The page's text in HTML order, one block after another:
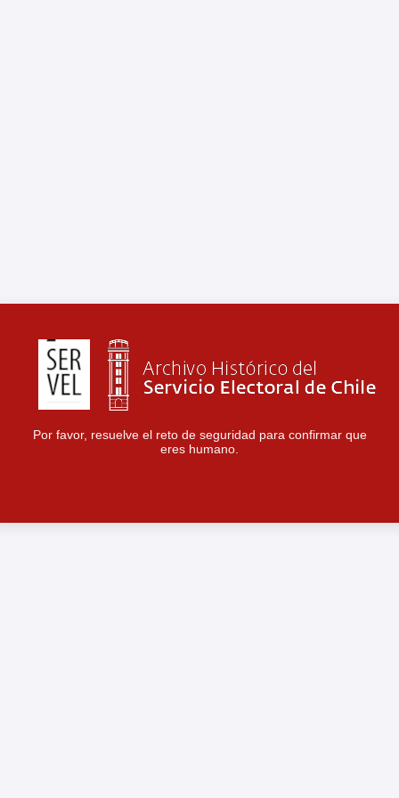
Por favor, resuelve el reto de seguridad para confirmar que
eres humano.